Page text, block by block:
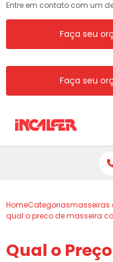
Entre em contato com um
Faça seu
Faça seu
HomeCategoriasmasseiras
qual o preco de masseira
Qual o